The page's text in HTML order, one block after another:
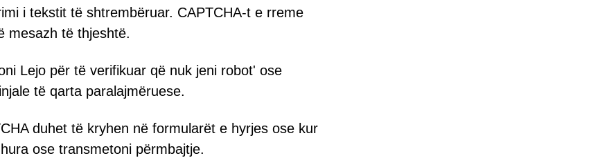
i tekstit të shtrembëruar. CAPTCHA-t e rreme
mesazh të thjeshtë.
Lejo për të verifikuar që nuk jeni robot' ose
të qarta paralajmëruese.
duhet të kryhen në formularët e hyrjes ose kur
ose transmetoni përmbajtje.